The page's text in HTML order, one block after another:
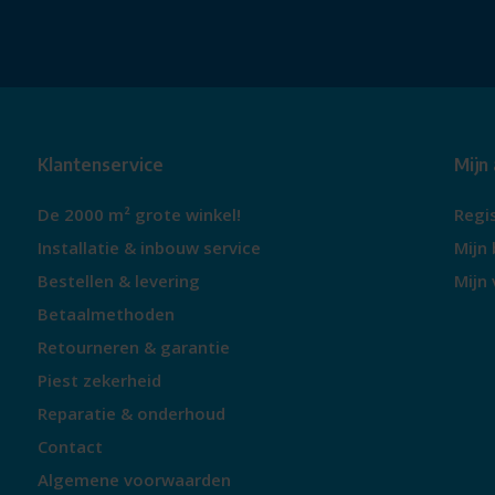
Klantenservice
De 2000 m² grote winkel!
Installatie & inbouw service
Bestellen & levering
Betaalmethoden
Retourneren & garantie
Piest zekerheid
Reparatie & onderhoud
Contact
Algemene voorwaarden
Mijn
Mijn
Mijn